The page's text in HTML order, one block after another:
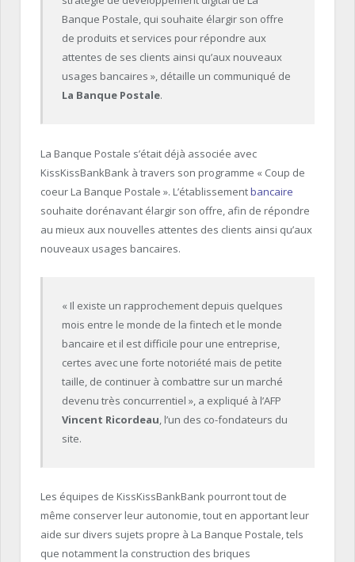
Banque Postale, qui souhaite élargir son offre
de produits et services pour répondre aux
attentes de ses clients ainsi qu’aux nouveaux
usages bancaires », détaille un communiqué de
La Banque Postale.
La Banque Postale s’était déjà associée avec
KissKissBankBank à travers son programme « Coup de
coeur La Banque Postale ». L’établissementbancaire
souhaite dorénavant élargir son offre, afin de répondre
au mieux aux nouvelles attentes des clients ainsi qu’aux
nouveaux usages bancaires.
« Il existe un rapprochement depuis quelques
mois entre le monde de lafintech et le monde
bancaire et il est difficile pour une entreprise,
certes avec une forte notoriété mais de petite
taille, de continuer à combattre sur un marché
devenu très concurrentiel », a expliqué à l’AFP
Vincent Ricordeau, l’un des co-fondateurs du
site.
Les équipes de KissKissBankBank pourront tout de
même conserver leur autonomie, tout en apportant leur
aide sur divers sujets propre à La Banque Postale, tels
que notamment la construction des briques